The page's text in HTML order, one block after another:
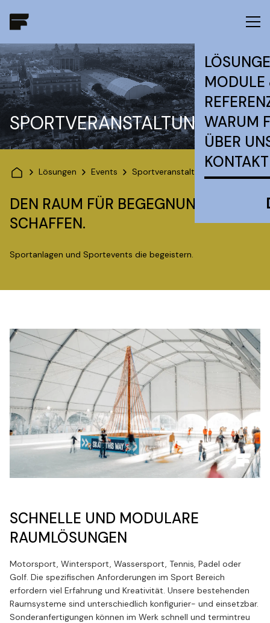
MODULE
WARUM
ÜBER
KONTAKT
SPORTVERANSTALTUNGEN
Lösungen Events Sportveranstaltungen
DEN RAUM FÜR BEGEGNUNGEN
SCHAFFEN.
Sportanlagen und Sportevents die begeistern.
SCHNELLE UND MODULARE
RAUMLÖSUNGEN
Motorsport, Wintersport, Wassersport, Tennis, Padel oder
Golf. Die spezifischen Anforderungen im Sport Bereich
erfordern viel Erfahrung und Kreativität. Unsere bestehenden
Raumsysteme sind unterschiedlich konfigurier- und einsetzbar.
Sonderanfertigungen können im Werk schnell und termintreu